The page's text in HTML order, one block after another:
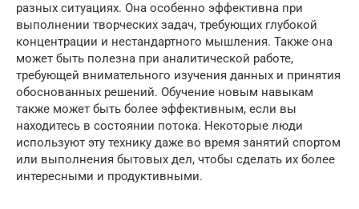
разных ситуациях. Она особенно эффективна при
выполнении творческих задач, требующих глубокой
концентрации и нестандартного мышления. Также она
может быть полезна при аналитической работе,
требующей внимательного изучения данных и принятия
обоснованных решений. Обучение новым навыкам
также может быть более эффективным, если вы
находитесь в состоянии потока. Некоторые люди
используют эту технику даже во время занятий спортом
или выполнения бытовых дел, чтобы сделать их более
интересными и продуктивными.